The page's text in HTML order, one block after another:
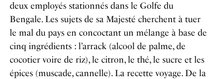
deux employés stationnés dans le Golfe du
Bengale. Les sujets de sa Majesté cherchent à tuer
le mal du pays en concoctant un mélange à base de
cinq ingrédients : l’arrack (alcool de palme, de
cocotier voire de riz), le citron, le thé, le sucre et les
épices (muscade, cannelle). La recette voyage. De la